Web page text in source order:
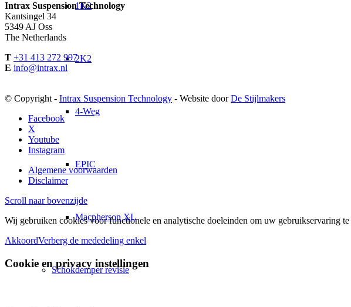
1K2
2K2
4-Weg
EPIC
Macpherson XL
Schokdemper revisie
Intrax Suspension Technology
Kantsingel 34
5349 AJ Oss
The Netherlands
T +31 413 272 997
E info@intrax.nl
© Copyright - Intrax Suspension Technology - Website doorDe Stijlmakers
Facebook
X
Youtube
Instagram
Algemene voorwaarden
Disclaimer
Scroll naar bovenzijde
Wij gebruiken cookies voor functionele en analytische doeleinden om uw gebruikservaring
AkkoordVerberg de mededeling enkel
Cookie en privacy instellingen